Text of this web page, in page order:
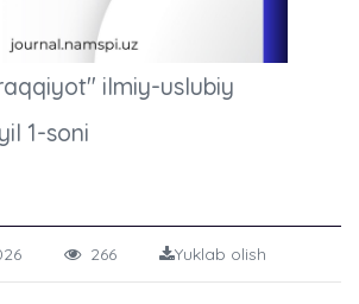
ilmiy-uslubiy
1-soni
2026 266 Yuklab olish